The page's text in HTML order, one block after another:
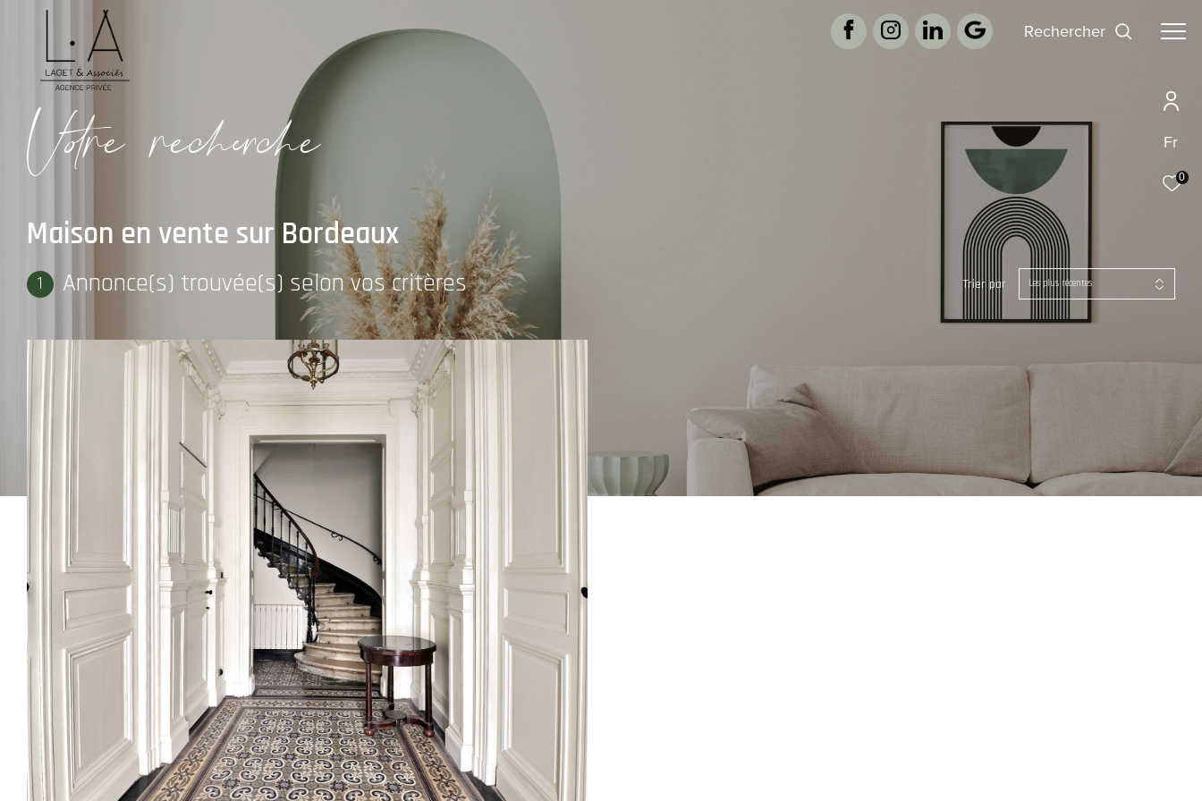
Fr
0
rechercher
Vore recece
Maison en vente sur Bordeaux
1 Annonce(s) trouvée(s) selon vos critères Trier par Les plus récentes